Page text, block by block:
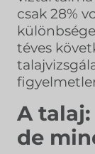
csak 28%
téves
A
de